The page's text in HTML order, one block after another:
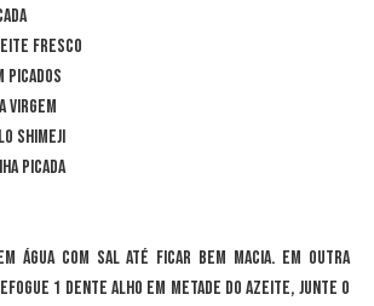
fresco
picados
virgem
shimeji
picada
água com sal até ficar bem macia. Em outra
1 dente alho em metade do azeite, junte o